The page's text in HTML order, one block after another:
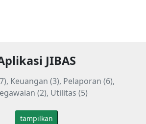
JIBAS
Keuangan (3), Pelaporan (6),
(2), Utilitas (5)
tampilkan